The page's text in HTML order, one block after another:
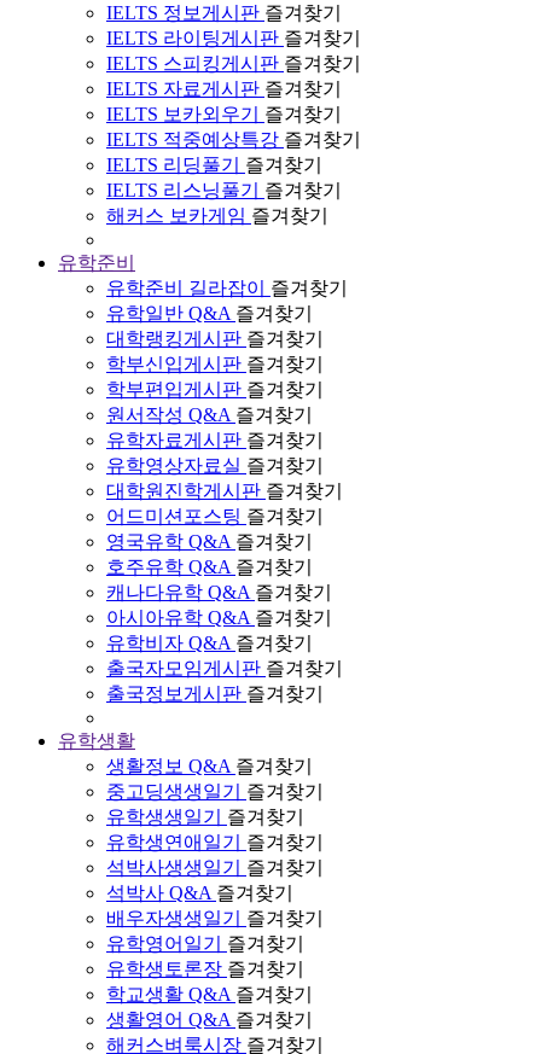
IELTS 정보게시판 즐겨찾기
IELTS 라이팅게시판 즐겨찾기
IELTS 스피킹게시판 즐겨찾기
IELTS 자료게시판 즐겨찾기
IELTS 보카외우기
즐겨찾기
IELTS 적중예상특강 즐겨찾기
IELTS 리딩풀기
즐겨찾기
IELTS 리스닝풀기
즐겨찾기
해커스 보카게임 즐겨찾기
유학준비
유학준비 길라잡이
즐겨찾기
유학일반 Q&A 즐겨찾기
대학랭킹게시판 즐겨찾기
학부신입게시판 즐겨찾기
학부편입게시판 즐겨찾기
원서작성 Q&A 즐겨찾기
유학자료게시판 즐겨찾기
유학영상자료실 즐겨찾기
대학원진학게시판 즐겨찾기
어드미션포스팅 즐겨찾기
영국유학 Q&A 즐겨찾기
호주유학 Q&A 즐겨찾기
캐나다유학 Q&A 즐겨찾기
아시아유학 Q&A 즐겨찾기
유학비자 Q&A 즐겨찾기
출국자모임게시판 즐겨찾기
출국정보게시판 즐겨찾기
유학생활
생활정보 Q&A 즐겨찾기
중고딩생생일기
즐겨찾기
유학생생일기
즐겨찾기
유학생연애일기
즐겨찾기
석박사생생일기
즐겨찾기
석박사 Q&A 즐겨찾기
배우자생생일기
즐겨찾기
유학영어일기
즐겨찾기
유학생토론장 즐겨찾기
학교생활 Q&A 즐겨찾기
생활영어 Q&A 즐겨찾기
해커스벼룩시장 즐겨찾기